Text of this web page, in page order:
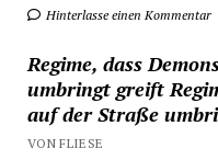
Hinterlasse einen Kommentar
Regime, dass
umbringt greift
auf der Straße
VON FLIESE